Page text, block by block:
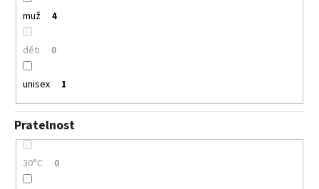
muž 4
děti 0
unisex 1
Pratelnost
30°C 0